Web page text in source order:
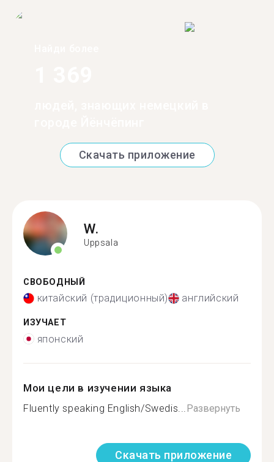
Скачать приложение
W.
Uppsala
СВОБОДНЫЙ
китайский (традиционный) английский
ИЗУЧАЕТ
японский
Мои цели в изучении языка
Fluently speaking English/Swedis... Развернуть
Скачать приложение